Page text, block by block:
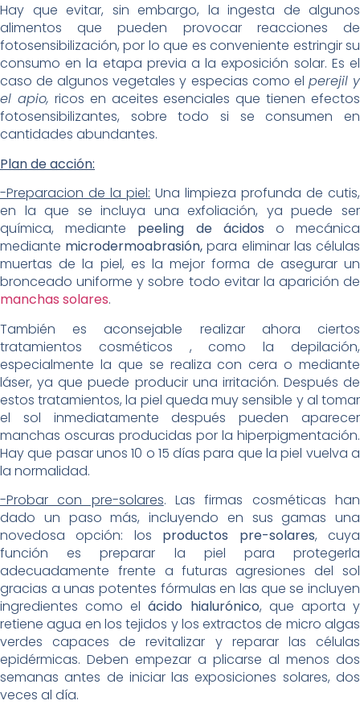
Hay que evitar, sin embargo, la ingesta de algunos
alimentos que pueden provocar reacciones de
fotosensibilización, por lo que es conveniente estringir su
consumo en la etapa previa a la exposición solar. Es el
caso de algunos vegetales y especias como el perejil y
el apio, ricos en aceites esenciales que tienen efectos
fotosensibilizantes, sobre todo si se consumen en
cantidades abundantes.
Plan de acción:
-Preparacion de la piel: Una limpieza profunda de cutis,
en la que se incluya una exfoliación, ya puede ser
química, mediante peeling de ácidos o mecánica
mediante microdermoabrasión, para eliminar las células
muertas de la piel, es la mejor forma de asegurar un
bronceado uniforme y sobre todo evitar la aparición de
manchas solares.
También es aconsejable realizar ahora ciertos
tratamientos cosméticos , como la depilación,
especialmente la que se realiza con cera o mediante
láser, ya que puede producir una irritación. Después de
estos tratamientos, la piel queda muy sensible y al tomar
el sol inmediatamente después pueden aparecer
manchas oscuras producidas por la hiperpigmentación.
Hay que pasar unos 10 o 15 días para que la piel vuelva a
la normalidad.
-Probar con pre-solares. Las firmas cosméticas han
dado un paso más, incluyendo en sus gamas una
novedosa opción: los productos pre-solares, cuya
función es preparar la piel para protegerla
adecuadamente frente a futuras agresiones del sol
gracias a unas potentes fórmulas en las que se incluyen
ingredientes como elácido hialurónico, que aporta y
retiene agua en los tejidos y los extractos de micro algas
verdes capaces de revitalizar y reparar las células
epidérmicas. Deben empezar a plicarse al menos dos
semanas antes de iniciar las exposiciones solares, dos
veces al día.